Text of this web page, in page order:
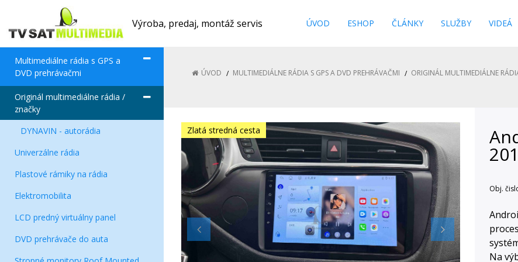
Výroba, predaj, montáž servis ÚVOD ESHOP ČLÁNKY SLUŽBY VIDEÁ
Multimediálne rádia s GPS a
DVD prehrávačmi
Originál multimediálne rádia /
značky
DYNAVIN - autorádia
Univerzálne rádia
Plastové rámiky na rádia
Elektromobilita
LCD predný virtuálny panel
DVD prehrávače do auta
ÚVOD MULTIMEDIÁLNE RÁDIA S GPS A DVD PREHRÁVAČMI ORIGINÁL MULTIMEDIÁLNE
Zlatá stredná cesta
Obj.
Na